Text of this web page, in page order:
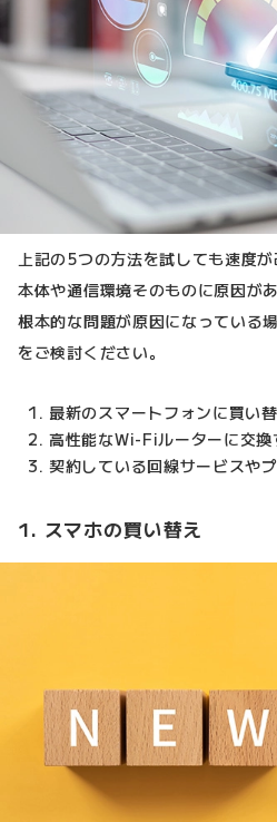
上記の5つの方法を試しても速度
本体や通信環境そのものに原因が
根本的な問題が原因になっている
をご検討ください。
最新のスマートフォンに買い
高性能なWi-Fiルーターに交換
契約している回線サービスや
1. スマホの買い替え